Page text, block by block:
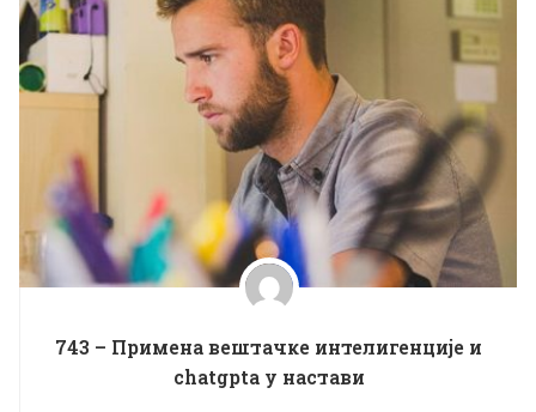
743 – Примена вештачке интелигенције и
chatgptа у настави